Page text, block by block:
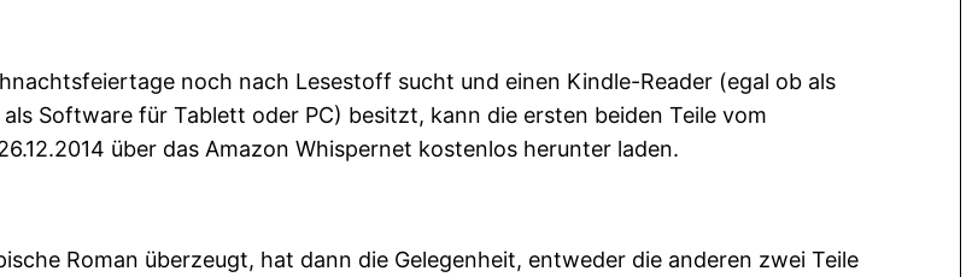
noch nach Lesestoff sucht und einen Kindle-Reader (egal ob als
Software für Tablett oder PC) besitzt, kann die ersten beiden Teile vom
über das Amazon Whispernet kostenlos herunter laden.
Roman überzeugt, hat dann die Gelegenheit, entweder die anderen zwei Teile